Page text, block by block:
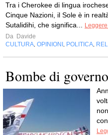
Tra i Cherokee di lingua
Cinque Nazioni, il Sole è in
Sutalidihi, che significa...
Da Davide
CULTURA OPINIONI POLITICA
Bombe di governo